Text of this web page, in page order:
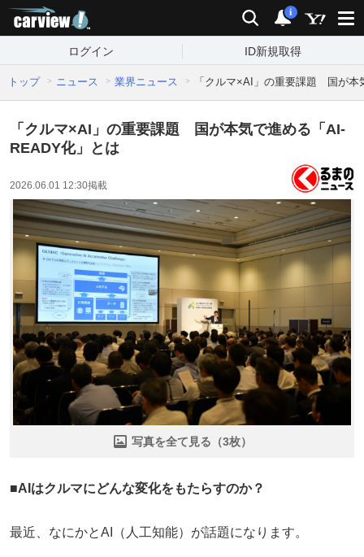
検索 通知
i
ログイン ID新規取得
トップ ニュース 業界ニュース 「クルマ×AI」の重要課題 国が本
「クルマ×AI」の重要課題 国が本気で進める「AI-
READY化」とは
2026.06.01 12:30掲載
写真を全て見る（3枚）
■AIはクルマにどんな変化をもたらすのか？
最近、なにかとAI（人工知能）が話題になります。